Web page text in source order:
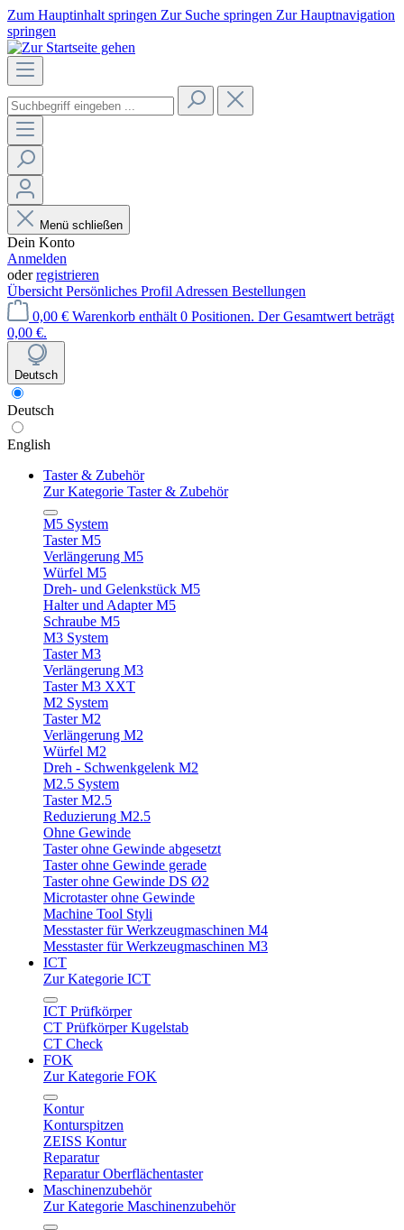
Zum Hauptinhalt springen Zur Suche springen Zur Hauptnavigation
springen
Menü schließen
Dein Konto
Anmelden
oderregistrieren
Übersicht Persönliches Profil Adressen Bestellungen
0,00 € Warenkorb enthält 0 Positionen. Der Gesamtwert beträgt
0,00 €.
Deutsch
Deutsch
English
Taster & Zubehör
Zur Kategorie Taster & Zubehör
M5 System
Taster M5
Verlängerung M5
Würfel M5
Dreh- und Gelenkstück M5
Halter und Adapter M5
Schraube M5
M3 System
Taster M3
Verlängerung M3
Taster M3 XXT
M2 System
Taster M2
Verlängerung M2
Würfel M2
Dreh - Schwenkgelenk M2
M2.5 System
Taster M2.5
Reduzierung M2.5
Ohne Gewinde
Taster ohne Gewinde abgesetzt
Taster ohne Gewinde gerade
Taster ohne Gewinde DS Ø2
Microtaster ohne Gewinde
Machine Tool Styli
Messtaster für Werkzeugmaschinen M4
Messtaster für Werkzeugmaschinen M3
ICT
Zur Kategorie ICT
ICT Prüfkörper
CT Prüfkörper Kugelstab
CT Check
FOK
Zur Kategorie FOK
Kontur
Konturspitzen
ZEISS Kontur
Reparatur
Reparatur Oberflächentaster
Maschinenzubehör
Zur Kategorie Maschinenzubehör